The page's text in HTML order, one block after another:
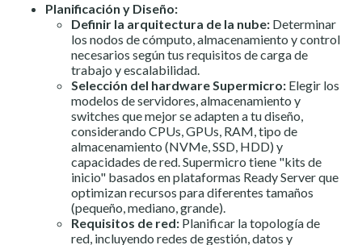
Planificación y Diseño:
Definir la arquitectura de la nube: Determinar
los nodos de cómputo, almacenamiento y control
necesarios según tus requisitos de carga de
trabajo y escalabilidad.
Selección del hardware Supermicro: Elegir los
modelos de servidores, almacenamiento y
switches que mejor se adapten a tu diseño,
considerando CPUs, GPUs, RAM, tipo de
almacenamiento (NVMe, SSD, HDD) y
capacidades de red. Supermicro tiene "kits de
inicio" basados en plataformas Ready Server que
optimizan recursos para diferentes tamaños
(pequeño, mediano, grande).
Requisitos de red: Planificar la topología de
red, incluyendo redes de gestión, datos y